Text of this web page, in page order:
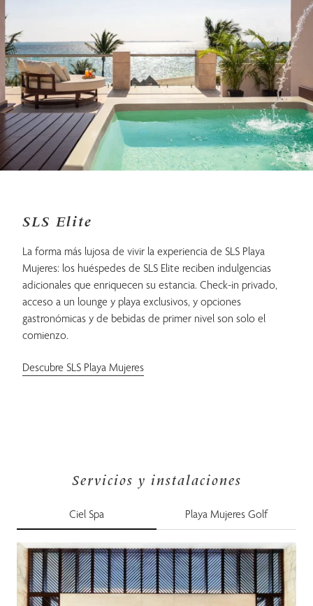
SLS Elite
La forma más lujosa de vivir la experiencia de SLS Playa
Mujeres: los huéspedes de SLS Elite reciben indulgencias
adicionales que enriquecen su estancia. Check-in privado,
acceso a un lounge y playa exclusivos, y opciones
gastronómicas y de bebidas de primer nivel son solo el
comienzo.
Descubre SLS Playa Mujeres
Servicios y instalaciones
Ciel Spa Playa Mujeres Golf